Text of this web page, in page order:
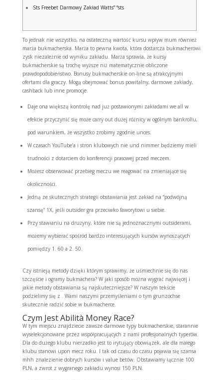
Sts Freebet Darmowy Zakład Watts” “sts
To jednak nie wszystko, na ostateczną wartość kursu wpływ mum również
marża bukmacherska. Marża to pewna kwota, która dostarcza bukmacherowi
zysk niezależnie od wyniku zakładu. Marża sprawia, że kursy
bukmacherskie są trochę wyższe niż matematycznie obliczone
prawdopodobieństwo. Bonusy bukmacherskie on-line są atrakcyjnymi
ofertami dla graczy. Mogą obejmować bonus powitalny, darmowe zakłady,
cashback lub inne promocje.
Daje ona większą kontrolę nad już postawionymi zakładami we all w
efekcie przyczynić się może carry out dużej różnicy w ogólnym bankrollu,
pod warunkiem, że wszystko zrobimy zgodnie unces.
W czasach YouTube’a i stron klubowych nie und nimmer będziemy mieli
trudności z dotarciem do konferencji prasowej przed meczem.
Możesz obserwować przebieg meczu we reagować na zmieniające się
okoliczności.
Jedną ze skutecznych strategii obstawiania jest zakład na “podwójną
szansę” 1X, jeśli outsider gra przeciwko faworytowi u siebie.
Przy stawianiu na drużyny, które nie są jednoznacznymi outsiderami,
możemy wybierać spośród bardzo interesujących kursów wynoszących
pomiędzy 1. 60 a 2. 50.
Czy istnieją metody dzięki którym sprawimy, że uśmiechnie się do nas
szczęście i ogramy bukmachera? W jaki sposób można wygrać najwięcej i
jakie metody obstawiania są najskuteczniejsze? W naszym tekście
podzielimy się z . Wami naszymi przemyśleniami o tym grunzochse
skutecznie radzić sobie w bukmacherce.
Czym Jest Abilità Money Race?
W tym miejscu znajdziecie zawsze darmowe typy bukmacherskie, starannie
wyselekcjonowane przez współpracujących z nami profesjonalnych typerów.
Dla do dużego klubu nierzadko jest to irytujący obowiązek, ale dla małego
klubu stanowi upon mecz roku. I tak od czasu do czasu pojawia się szansa
mhh znalezienie dobrych kursów i value betów. Obstawiamy łącznie 100
PLN, a zwrot z wygranego zakładu wynosi 150 PLN.